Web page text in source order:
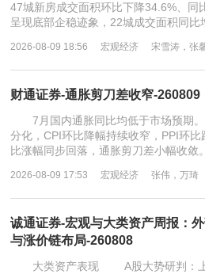
47城新房成交面积环比下降34.6%、同
呈现底部企稳迹象，22城成交面积同比
2026-08-09 18:56 宏观经济 宋雪涛，张
财通证券-通胀剪刀差收窄-260809
7月国内通胀同比均低于市场预期。
分化，CPI环比降幅持续收窄，PPI环
比涨幅同步回落，通胀剪刀差小幅收敛
2026-08-09 17:53 宏观经济 张伟，万琦
诚通证券-宏观与大类资产周报：
与涨价链布局-260808
大类资产表现 A股大势研判：上